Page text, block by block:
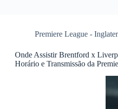
Premiere League -
Onde Assistir Brentford x
Horário e Transmissão da